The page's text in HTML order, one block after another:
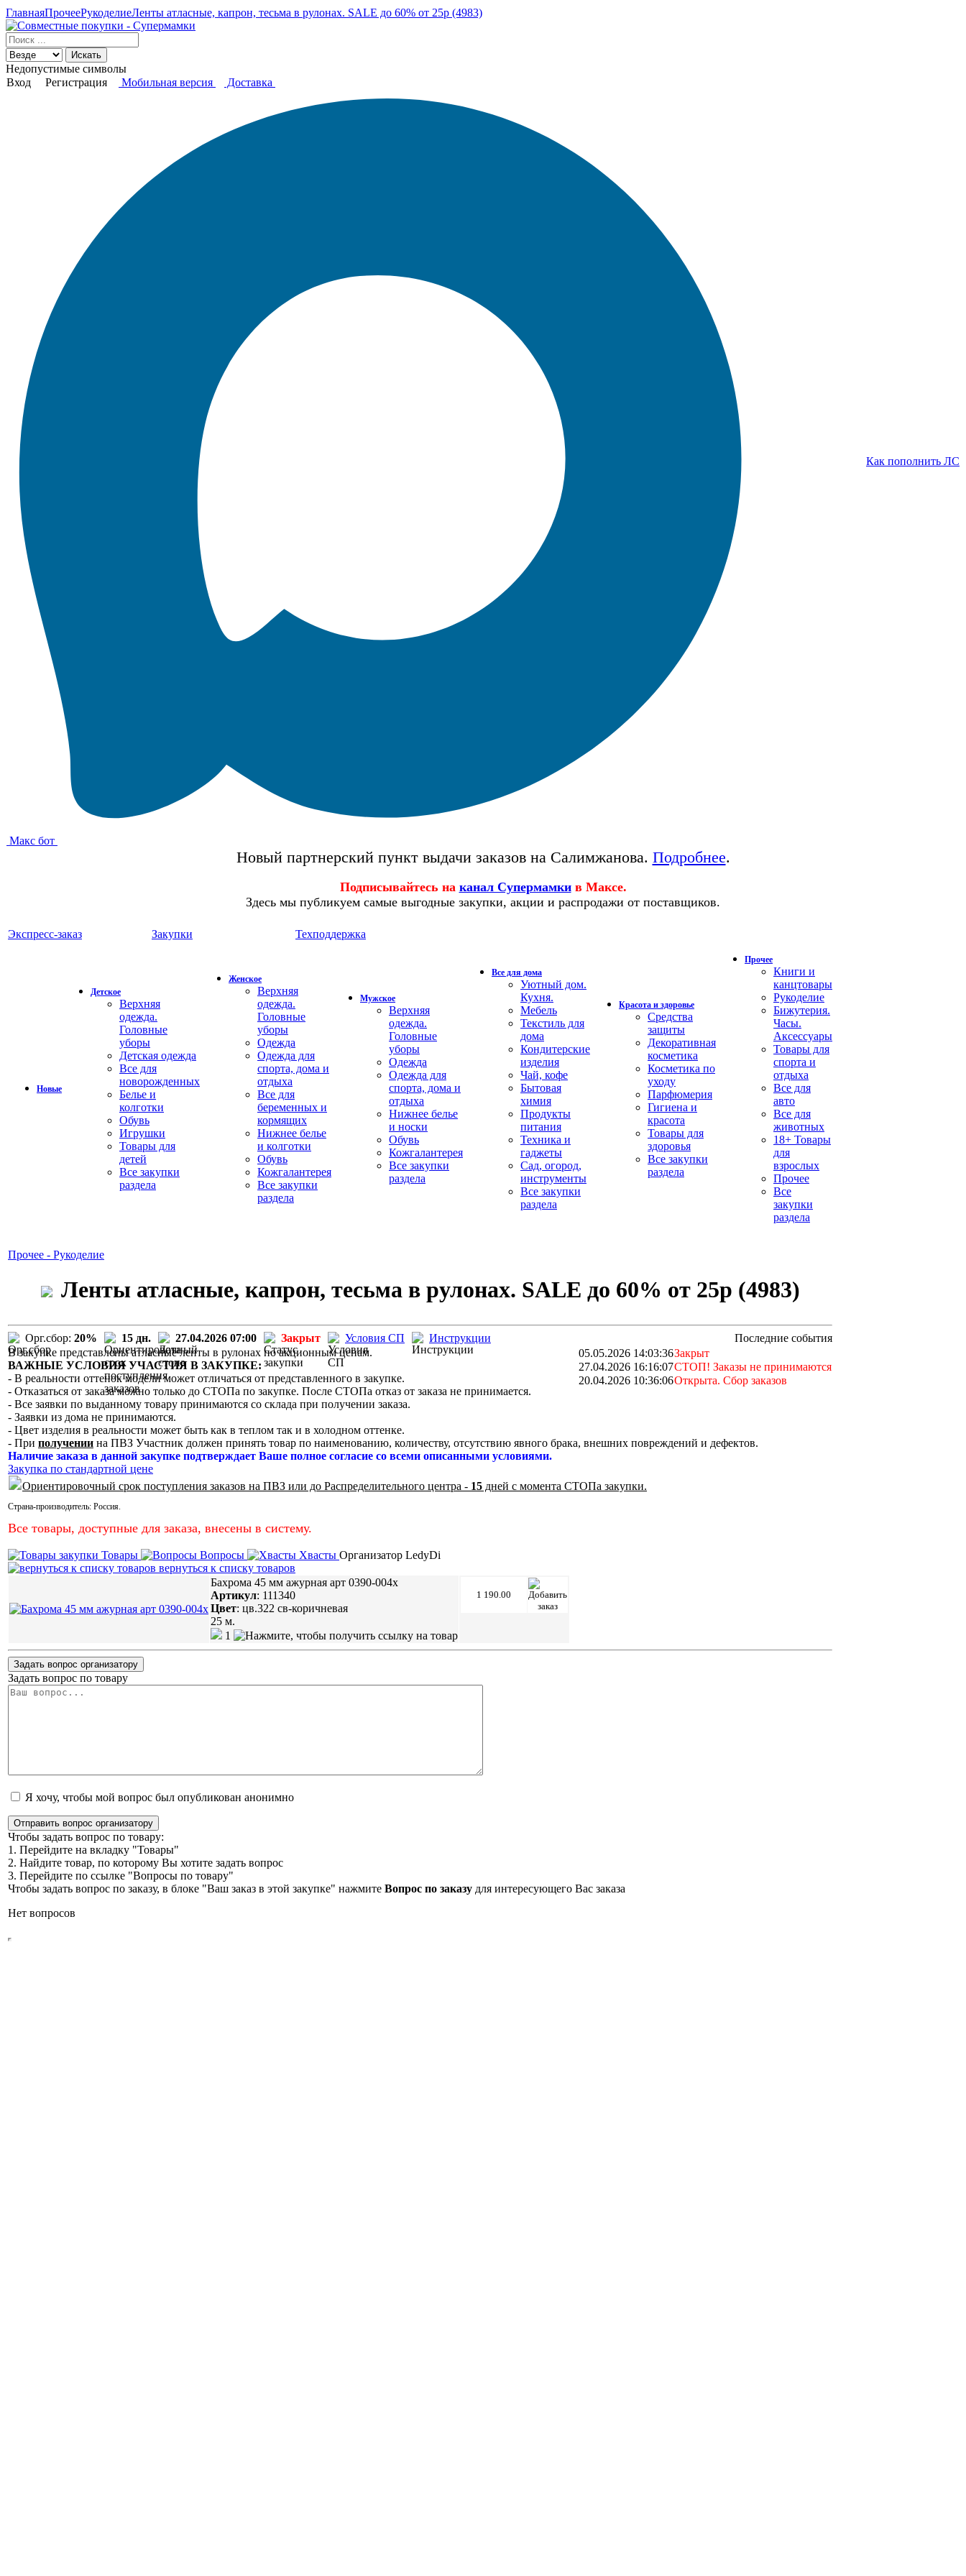
ГлавнаяПрочееРукоделиеЛенты атласные, капрон, тесьма в рулонах. SALE до 60% от 25р (4983)
Искать
Недопустимые символы
Вход
Регистрация Мобильная версия Доставка
Макс бот
Как пополнить ЛС
Новый партнерский пункт выдачи заказов на Салимжанова. Подробнее.
Подписывайтесь на канал Супермамки в Максе.
Здесь мы публикуем самые выгодные закупки, акции и распродажи от поставщиков.
Экспресс-заказ Закупки Техподдержка
Новые
Детское
Верхняя
одежда.
Головные
уборы
Детская одежда
Все для
новорожденных
Белье и
колготки
Обувь
Игрушки
Товары для
детей
Все закупки
раздела
Женское
Верхняя
одежда.
Головные
уборы
Одежда
Одежда для
спорта, дома и
отдыха
Все для
беременных и
кормящих
Нижнее белье
и колготки
Обувь
Кожгалантерея
Все закупки
раздела
Мужское
Верхняя
одежда.
Головные
уборы
Одежда
Одежда для
спорта, дома и
отдыха
Нижнее белье
и носки
Обувь
Кожгалантерея
Все закупки
раздела
Все для дома
Уютный дом.
Кухня.
Мебель
Текстиль для
дома
Кондитерские
изделия
Чай, кофе
Бытовая
химия
Продукты
питания
Техника и
гаджеты
Сад, огород,
инструменты
Все закупки
раздела
Красота и здоровье
Средства
защиты
Декоративная
косметика
Косметика по
уходу
Парфюмерия
Гигиена и
красота
Товары для
здоровья
Все закупки
раздела
Прочее
Книги и
канцтовары
Рукоделие
Бижутерия.
Часы.
Аксессуары
Товары для
спорта и
отдыха
Все для
авто
Все для
животных
18+ Товары
для
взрослых
Прочее
Все
закупки
раздела
Прочее - Рукоделие
Ленты атласные, капрон, тесьма в рулонах. SALE до 60% от 25р (4983)
Орг.сбор: 20% 15 дн. 27.04.2026 07:00 Закрыт Условия СП Инструкции
Последние события
05.05.2026 14:03:36Закрыт
27.04.2026 16:16:07СТОП! Заказы не принимаются
20.04.2026 10:36:06Открыта. Сбор заказов
В закупке представлены атласные ленты в рулонах по акционным ценам.
ВАЖНЫЕ УСЛОВИЯ УЧАСТИЯ В ЗАКУПКЕ:
- В реальности оттенок модели может отличаться от представленного в закупке.
- Отказаться от заказа можно только до СТОПа по закупке. После СТОПа отказ от заказа не принимается.
- Все заявки по выданному товару принимаются со склада при получении заказа.
- Заявки из дома не принимаются.
- Цвет изделия в реальности может быть как в теплом так и в холодном оттенке.
- При получении на ПВЗ Участник должен принять товар по наименованию, количеству, отсутствию явного брака, внешних повреждений и дефектов.
Наличие заказа в данной закупке подтверждает Ваше полное согласие со всеми описанными условиями.
Закупка по стандартной цене
Ориентировочный срок поступления заказов на ПВЗ или до Распределительного центра - 15 дней с момента СТОПа закупки.
Страна-производитель: Россия.
Все товары, доступные для заказа, внесены в систему.
Товары Вопросы Хвасты Организатор LedyDi
вернуться к списку товаров
Бахрома 45 мм ажурная арт 0390-004x
Артикул: 111340
Цвет: цв.322 св-коричневая
25 м.
1
1 190.00
Задать вопрос организатору
Задать вопрос по товару
Я хочу, чтобы мой вопрос был опубликован анонимно
Отправить вопрос организатору
Чтобы задать вопрос по товару:
1. Перейдите на вкладку "Товары"
2. Найдите товар, по которому Вы хотите задать вопрос
3. Перейдите по ссылке "Вопросы по товару"
Чтобы задать вопрос по заказу, в блоке "Ваш заказ в этой закупке" нажмите Вопрос по заказу для интересующего Вас заказа
Нет вопросов